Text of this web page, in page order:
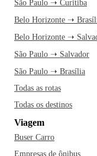
São Paulo ➝ Curitiba
Belo Horizonte ➝
Belo Horizonte ➝
São Paulo ➝ Salvador
São Paulo ➝ Brasília
Todas as rotas
Todas os destinos
Viagem
Buser Carro
Empresas de ônibus